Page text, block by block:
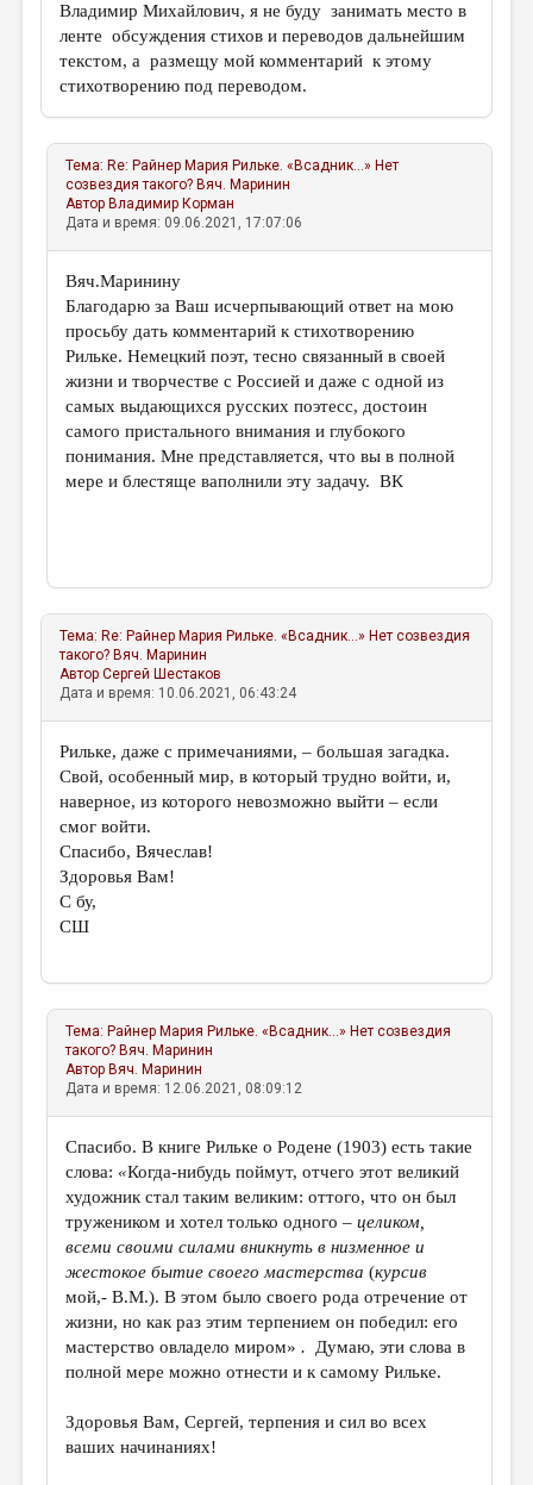
Владимир Михайлович, я не буду занимать место в
ленте обсуждения стихов и переводов дальнейшим
текстом, а размещу мой комментарий к этому
стихотворению под переводом.
Тема: Re: Райнер Мария Рильке. «Всадник...» Нет
созвездия такого? Вяч. Маринин
Автор Владимир Корман
Дата и время: 09.06.2021, 17:07:06
Вяч.Маринину
Благодарю за Ваш исчерпывающий ответ на мою
просьбу дать комментарий к стихотворению
Рильке. Немецкий поэт, тесно связанный в своей
жизни и творчестве с Россией и даже с одной из
самых выдающихся русских поэтесс, достоин
самого пристального внимания и глубокого
понимания. Мне представляется, что вы в полной
мере и блестяще ваполнили эту задачу. ВК
Тема: Re: Райнер Мария Рильке. «Всадник...» Нет созвездия
такого? Вяч. Маринин
АвторСергей Шестаков
Дата и время: 10.06.2021, 06:43:24
Рильке, даже с примечаниями, – большая загадка.
Свой, особенный мир, в который трудно войти, и,
наверное, из которого невозможно выйти – если
смог войти.
Спасибо, Вячеслав!
Здоровья Вам!
С бу,
СШ
Тема: Райнер Мария Рильке. «Всадник...» Нет созвездия
такого? Вяч. Маринин
Автор Вяч. Маринин
Дата и время: 12.06.2021, 08:09:12
Спасибо. В книге Рильке о Родене (1903) есть такие
слова: «Когда-нибудь поймут, отчего этот великий
художник стал таким великим: оттого, что он был
тружеником и хотел только одного –целиком,
всеми своими силами вникнуть в низменное и
жестокое бытие своего мастерства (курсив
мой,- В.М.). В этом было своего рода отречение от
жизни, но как раз этим терпением он победил: его
мастерство овладело миром» .
Думаю, эти слова в
полной мере можно отнести и к самому Рильке.
Здоровья Вам, Сергей, терпения и сил во всех
ваших начинаниях!